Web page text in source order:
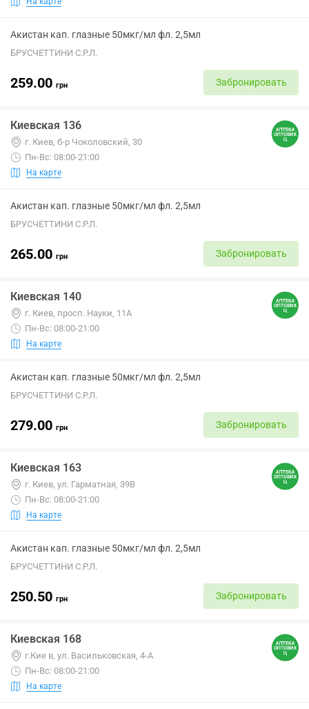
Акистан кап. глазные 50мкг/мл фл. 2,5мл
БРУСЧЕТТИНИ С.Р.Л.
259.00 грн Забронировать
Киевская 136
г. Киев, б-р Чоколовский, 30
Пн-Вс: 08:00-21:00
На карте
Акистан кап. глазные 50мкг/мл фл. 2,5мл
БРУСЧЕТТИНИ С.Р.Л.
265.00 грн Забронировать
Киевская 140
г. Киев, просп. Науки, 11А
Пн-Вс: 08:00-21:00
На карте
Акистан кап. глазные 50мкг/мл фл. 2,5мл
БРУСЧЕТТИНИ С.Р.Л.
279.00 грн Забронировать
Киевская 163
г. Киев, ул. Гарматная, 39В
Пн-Вс: 08:00-21:00
На карте
Акистан кап. глазные 50мкг/мл фл. 2,5мл
БРУСЧЕТТИНИ С.Р.Л.
250.50 грн Забронировать
Киевская 168
г.Кие в, ул. Васильковская, 4-А
Пн-Вс: 08:00-21:00
На карте